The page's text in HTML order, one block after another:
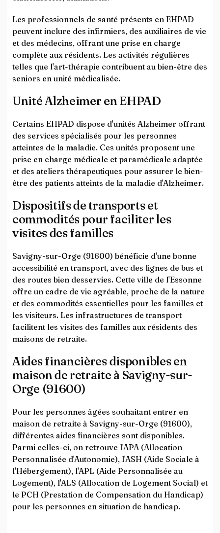
Les professionnels de santé présents en EHPAD
peuvent inclure des infirmiers, des auxiliaires de vie
et des médecins, offrant une prise en charge
complète aux résidents. Les activités régulières
telles que l'art-thérapie contribuent au bien-être des
seniors en unité médicalisée.
Unité Alzheimer en EHPAD
Certains EHPAD dispose d'unités Alzheimer offrant
des services spécialisés pour les personnes
atteintes de la maladie. Ces unités proposent une
prise en charge médicale et paramédicale adaptée
et des ateliers thérapeutiques pour assurer le bien-
être des patients atteints de la maladie d'Alzheimer.
Dispositifs de transports et
commodités pour faciliter les
visites des familles
Savigny-sur-Orge (91600) bénéficie d'une bonne
accessibilité en transport, avec des lignes de bus et
des routes bien desservies. Cette ville de l'Essonne
offre un cadre de vie agréable, proche de la nature
et des commodités essentielles pour les familles et
les visiteurs. Les infrastructures de transport
facilitent les visites des familles aux résidents des
maisons de retraite.
Aides financières disponibles en
maison de retraite à Savigny-sur-
Orge (91600)
Pour les personnes âgées souhaitant entrer en
maison de retraite à Savigny-sur-Orge (91600),
différentes aides financières sont disponibles.
Parmi celles-ci, on retrouve l'APA (Allocation
Personnalisée d'Autonomie), l'ASH (Aide Sociale à
l'Hébergement), l'APL (Aide Personnalisée au
Logement), l'ALS (Allocation de Logement Social) et
le PCH (Prestation de Compensation du Handicap)
pour les personnes en situation de handicap.